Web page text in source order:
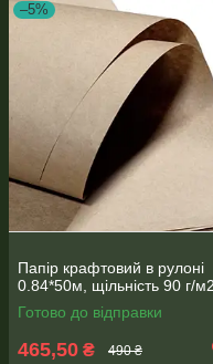
–5%
Папір крафтовий в рулоні
0.84*50м, щільність 90 г/м2
Готово до відправки
465,50 ₴ 490 ₴